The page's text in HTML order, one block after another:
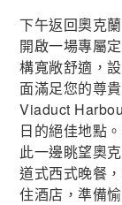
下午返回奧克
開啟一場專屬
構寬敞舒適，
面滿足您的尊
Viaduct
日的絕佳地點
此一邊眺望奧
道式西式晚餐
住酒店，準備